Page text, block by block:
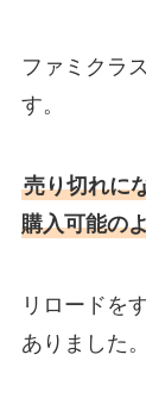
ファミクラ
す。
売り切れに
購入可能の
リロードを
ありました。